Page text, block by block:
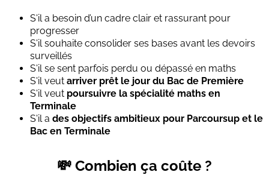
S'il a besoin d’un cadre clair et rassurant pour
progresser
S'il souhaite consolider ses bases avant les devoirs
surveillés
S'il se sent parfois perdu ou dépassé en maths
S'il veut arriver prêt le jour du Bac de Première
S'il veut poursuivre la spécialité maths en
Terminale
S'il a des objectifs ambitieux pour Parcoursup et le
Bac en Terminale
💸 Combien ça coûte ?